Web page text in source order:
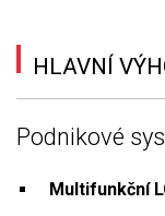
HLAVNÍ
Podnikové
Multifunkční